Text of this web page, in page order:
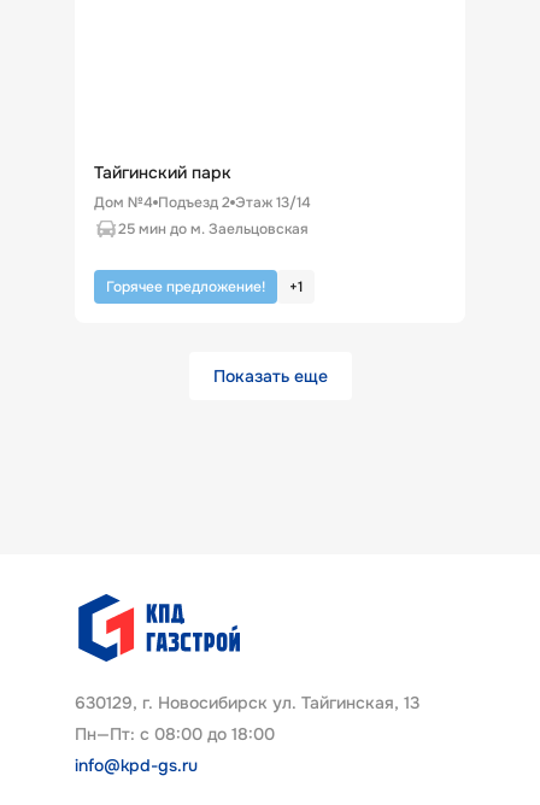
Тайгинский парк
Дом №4 Подъезд2 Этаж13/14
25 мин до м. Заельцовская
Горячее предложение! +1
Показать еще
630129, г. Новосибирск ул. Тайгинская, 13
Пн—Пт: с 08:00 до 18:00
info@kpd-gs.ru